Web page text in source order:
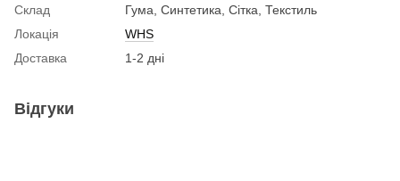
Склад
Гума, Синтетика, Сітка, Текстиль
Локація
WHS
Доставка
1-2 дні
Відгуки